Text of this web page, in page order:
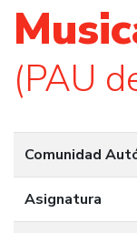
(PAU
Comunidad
Asignatura